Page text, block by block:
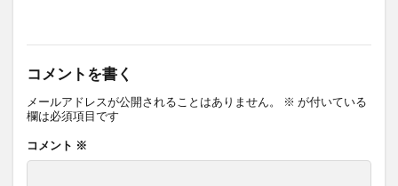
コメントを書く
メールアドレスが公開されることはありません。 ※ が付いている
欄は必須項目です
コメント ※